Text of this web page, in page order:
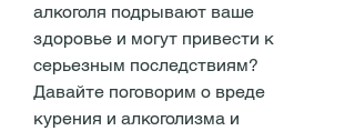
алкоголя подрывают ваше
здоровье и могут привести к
серьезным последствиям?
Давайте поговорим о вреде
курения и алкоголизма и